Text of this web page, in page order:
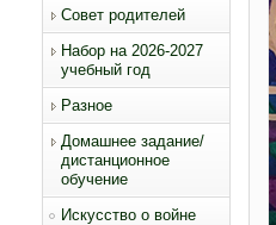
Совет родителей
Набор на 2026-2027
учебный год
Разное
Домашнее задание/
дистанционное
обучение
Искусство о войне